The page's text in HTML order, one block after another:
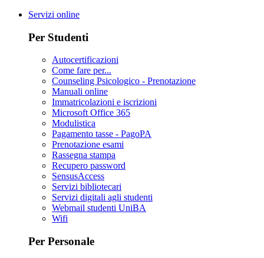
Servizi online
Per Studenti
Autocertificazioni
Come fare per...
Counseling Psicologico - Prenotazione
Manuali online
Immatricolazioni e iscrizioni
Microsoft Office 365
Modulistica
Pagamento tasse - PagoPA
Prenotazione esami
Rassegna stampa
Recupero password
SensusAccess
Servizi bibliotecari
Servizi digitali agli studenti
Webmail studenti UniBA
Wifi
Per Personale